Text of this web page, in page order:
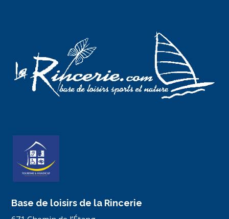
Base de loisirs de la Rincerie